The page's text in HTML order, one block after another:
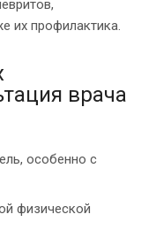
их профилактика.
врача
особенно с
физической